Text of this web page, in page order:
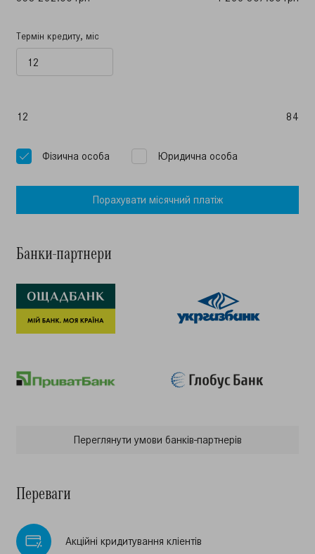
Термін кредиту, міс
12 84
Фiзична особа Юридична особа
Порахувати мiсячний платiж
Банки-партнери
Переглянути умови банкiв-партнерiв
Переваги
Акцiйнi кридитування клiентiв